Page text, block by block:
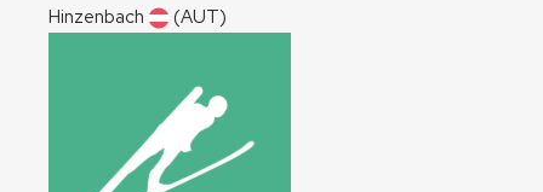
Hinzenbach
(AUT)